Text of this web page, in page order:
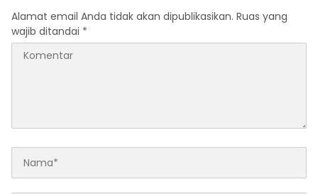
Alamat email Anda tidak akan dipublikasikan. Ruas yang
wajib ditandai *